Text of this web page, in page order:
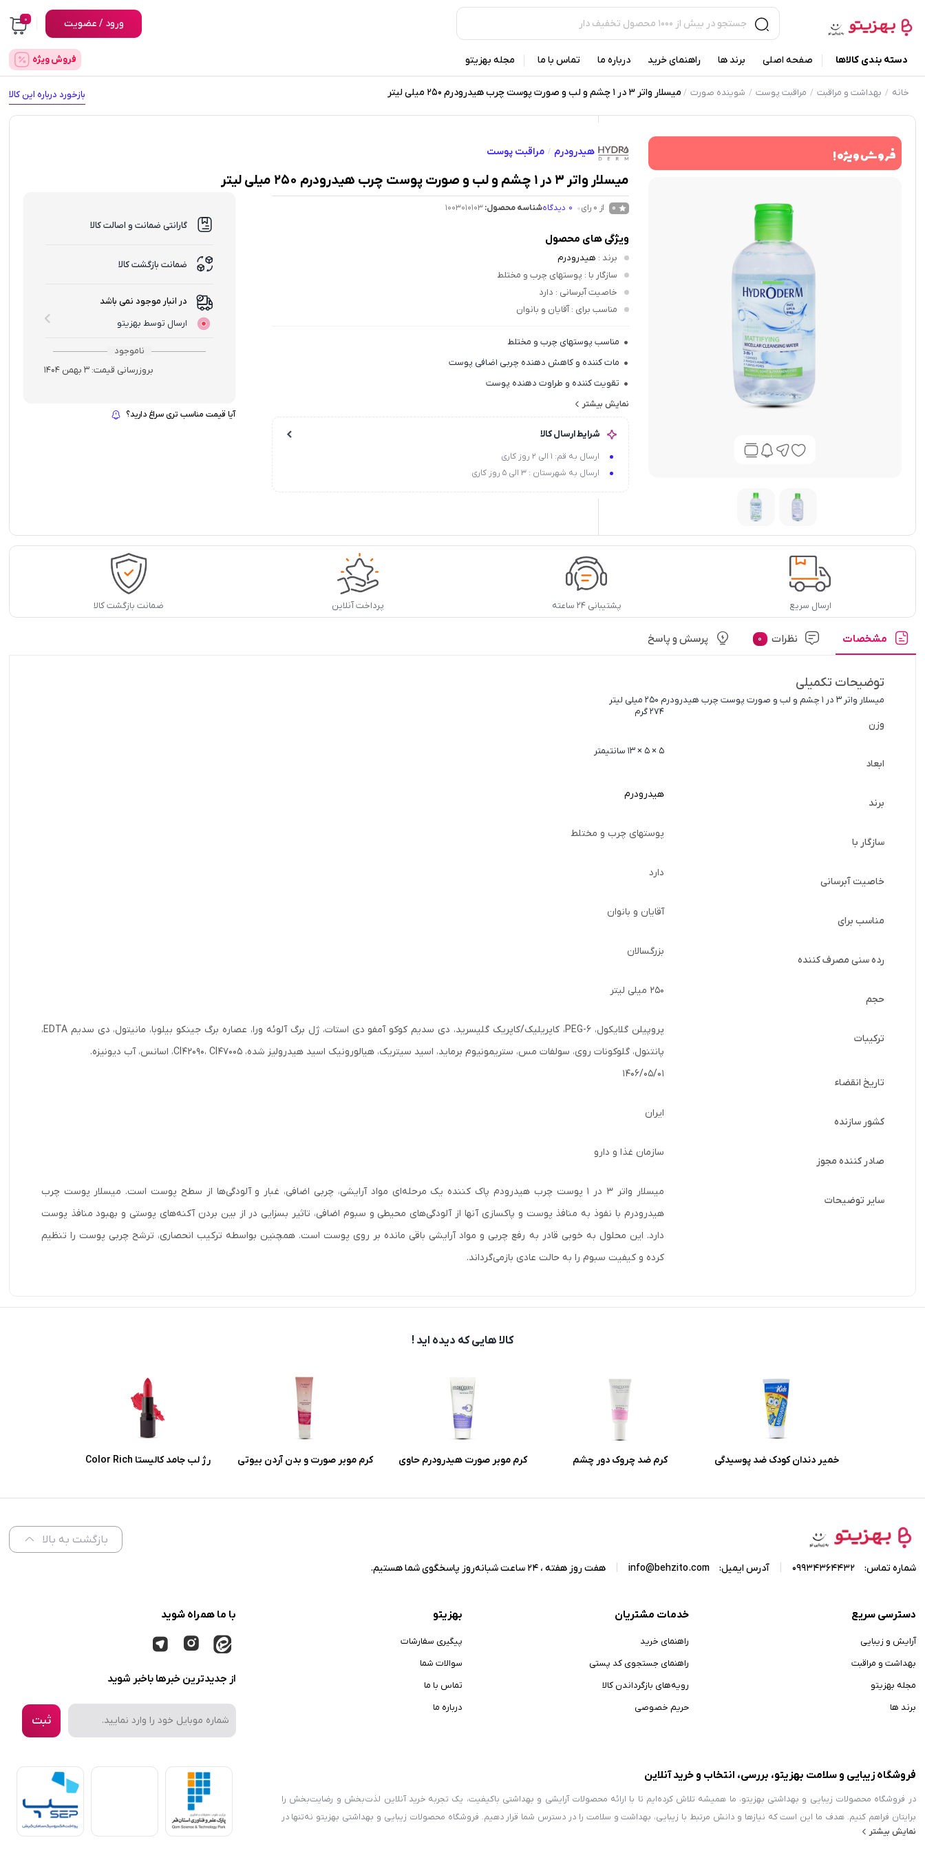
ورود / عضویت 0
دسته بندی کالاها صفحه اصلی برند ها راهنمای خرید درباره ما تماس با ما مجله بهزیتو فروش ویژه
بازخورد درباره این کالا خانه / بهداشت و مراقبت / مراقبت پوست / شوینده صورت / میسلار واتر 3 در 1 چشم و لب و صورت پوست چرب هیدرودرم 250 میلی لیتر
فروش ویژه ! هیدرودرم / مراقبت پوست
میسلار واتر 3 در 1 چشم و لب و صورت پوست چرب هیدرودرم 250 میلی لیتر
0 از 0 رای 0 دیدگاهشناسه محصول:1003010103
ویژگی های محصول
برند : هیدرودرم
سازگار با : پوستهای چرب و مختلط
خاصیت آبرسانی : دارد
مناسب برای : آقایان و بانوان
مناسب پوستهای چرب و مختلط
مات کننده و کاهش دهنده چربی اضافی پوست
تقویت کننده و طراوت دهنده پوست
جمع کننده منافذ باز پوست
نمایش بیشتر
شرایط ارسال کالا
ارسال به قم: 1 الی 2 روز کاری
ارسال به شهرستان : 3 الی 5 روز کاری
گارانتی ضمانت و اصالت کالا
ضمانت بازگشت کالا
در انبار موجود نمی باشد
ارسال توسط بهزیتو
ناموجود
بروزرسانی قیمت: 3 بهمن 1404
آیا قیمت مناسب تری سراغ دارید؟
ارسال سریع پشتیبانی ۲۴ ساعته پرداخت آنلاین ضمانت بازگشت کالا
مشخصات نظرات 0 پرسش و پاسخ
توضیحات تکمیلی
میسلار واتر 3 در 1 چشم و لب و صورت پوست چرب هیدرودرم 250 میلی لیتر
وزن
274 گرم
ابعاد
5 × 5 × 13 سانتیمتر
برند
هیدرودرم
سازگار با
پوستهای چرب و مختلط
خاصیت آبرسانی
دارد
مناسب برای
آقایان و بانوان
رده سنی مصرف کننده
بزرگسالان
حجم
250 میلی لیتر
ترکیبات
پروپیلن گلایکول، PEG-۶، کاپریلیک/کاپریک گلیسرید، دی سدیم کوکو آمفو دی استات، ژل برگ آلوئه ورا، عصاره برگ جینکو بیلوبا، مانیتول، دی سدیم EDTA،
پانتنول، گلوکونات روی، سولفات مس، ستریمونیوم برماید، اسید سیتریک، هیالورونیک اسید هیدرولیز شده، CI۴۲۰۹۰، CI۴۷۰۰۵، اسانس، آب دیونیزه.
تاریخ انقضاء
1406/05/01
کشور سازنده
ایران
صادر کننده مجوز
سازمان غذا و دارو
سایر توضیحات
میسلار واتر ۳ در ۱ پوست چرب هیدرودم پاک کننده یک مرحله‌ای مواد آرایشی، چربی اضافی، غبار و آلودگی‌ها از سطح پوست است. میسلار پوست چرب
هیدرودرم با نفوذ به منافذ پوست و پاکسازی آنها از آلودگی‌های محیطی و سبوم اضافی، تاثیر بسزایی در از بین بردن آکنه‌های پوستی و بهبود منافذ پوست
دارد. این محلول به خوبی قادر به رفع چربی و مواد آرایشی باقی مانده بر روی پوست است. همچنین بواسطه ترکیب انحصاری، ترشح چربی پوست را تنظیم
کرده و کیفیت سبوم را به حالت عادی بازمی‌گرداند.
کالا هایی که دیده اید !
خمیر دندان کودک ضد پوسیدگی
کرم ضد چروک دور چشم
کرم موبر صورت هیدرودرم حاوی
کرم موبر صورت و بدن آردن بیوتی
رژ لب جامد کالیستا Color Rich
بازگشت به بالا
شماره تماس: 09934364432 آدرس ایمیل: info@behzito.com هفت روز هفته ، 24 ساعت شبانه‌روز پاسخگوی شما هستیم.
دسترسی سریع
آرایش و زیبایی
بهداشت و مراقبت
مجله بهزیتو
برند ها
خدمات مشتریان
راهنمای خرید
راهنمای جستجوی کد پستی
رویه‌های بازگرداندن کالا
حریم خصوصی
بهزیتو
پیگیری سفارشات
سوالات شما
تماس با ما
درباره ما
با ما همراه شوید
از جدیدترین خبرها باخبر شوید
ثبت
فروشگاه زیبایی و سلامت بهزیتو، بررسی، انتخاب و خرید آنلاین
در فروشگاه محصولات زیبایی و بهداشتی بهزیتو، ما همیشه تلاش کرده‌ایم تا با ارائه محصولات آرایشی و بهداشتی باکیفیت، یک تجربه خرید آنلاین لذت‌بخش و رضایت‌بخش را
برایتان فراهم کنیم. هدف ما این است که نیازها و دانش مرتبط با زیبایی، بهداشت و سلامت را در دسترس شما قرار دهیم. فروشگاه محصولات زیبایی و بهداشتی بهزیتو نه‌تنها در
زمینه محصولات آرایشی و بهداشتی فعالیت می‌کند، بلکه با معرفی محصولات حوزه سلامت و محصولات ارگانیک، سعی دارد فرهنگ استفاده از کالاهای سالم و طبیعی را در سبد
نمایش بیشتر